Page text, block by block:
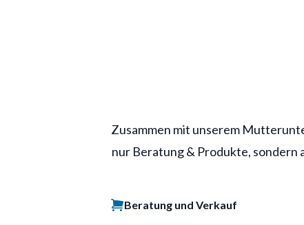
Zusammen mit unserem
nur Beratung & Produkte, sondern
Beratung und Verkauf